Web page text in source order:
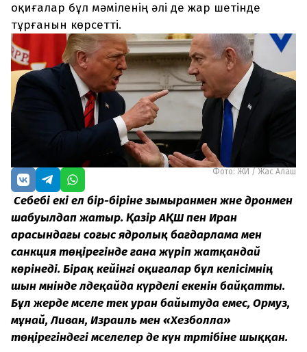
Редакциямен байланыс
+7 708 604 51 06
Жарнама бөлімі
+7 701 220 64 52
Пошта
zhasalash100@gmail.com
оқиғалар бұл мәміленің әлі де жар шетінде
тұрғанын көрсетті.
Фото: ЖИ / Жас Алаш
Себебі екі ел бір-біріне зымыранмен және дронмен
шабуылдап жатыр. Қазір АҚШ пен Иран
арасындағы соғыс ядролық бағдарлама мен
санкция төңірегінде ғана жүріп жатқандай
көрінеді. Бірақ кейінгі оқиғалар бұл келісімнің
шын мәнінде әлдеқайда күрделі екенін байқатты.
Бұл жерде мәселе тек уран байытуда емес, Ормуз,
мұнай, Ливан, Израиль мен «Хезболла»
төңірегіндегі мәселелер де күн тәртібіне шыққан.